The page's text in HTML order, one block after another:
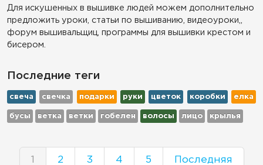
Для искушенных в вышивке людей можем дополнительно
предложить уроки, статьи по вышиванию, видеоуроки,,
форум вышивальщиц, программы для вышивки крестом и
бисером.
Последние теги
свеча свечка подарки руки цветок коробки елка
бусы ветка ветки гобелен волосы лицо крылья
1 2 3 4 5 Последняя